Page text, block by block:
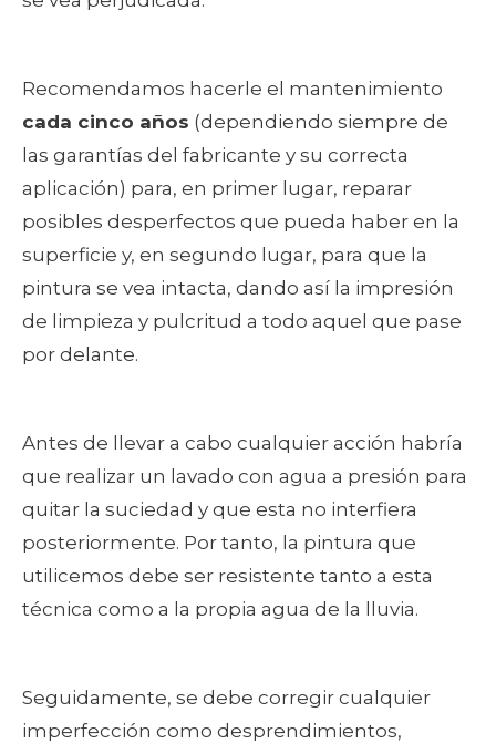
Recomendamos hacerle el mantenimiento
cada cinco años (dependiendo siempre de
las garantías del fabricante y su correcta
aplicación) para, en primer lugar, reparar
posibles desperfectos que pueda haber en la
superficie y, en segundo lugar, para que la
pintura se vea intacta, dando así la impresión
de limpieza y pulcritud a todo aquel que pase
por delante.
Antes de llevar a cabo cualquier acción habría
que realizar un lavado con agua a presión para
quitar la suciedad y que esta no interfiera
posteriormente. Por tanto, la pintura que
utilicemos debe ser resistente tanto a esta
técnica como a la propia agua de la lluvia.
Seguidamente, se debe corregir cualquier
imperfección como desprendimientos,